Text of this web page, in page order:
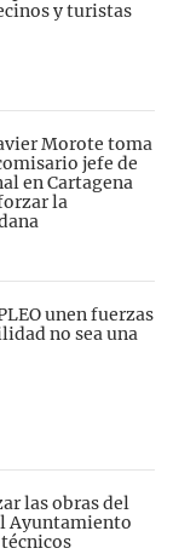
y turistas
Morote toma
jefe de
en Cartagena
la
unen fuerzas
no sea una
las obras del
Ayuntamiento